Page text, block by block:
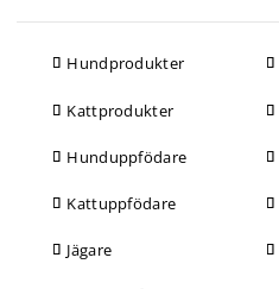
Hundprodukter
Kattprodukter
Hunduppfödare
Kattuppfödare
Jägare